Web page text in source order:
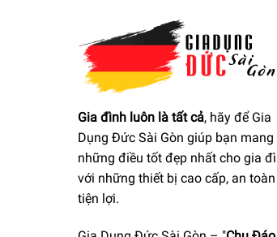
Gia đình luôn là tất cả, hãy để Gia
Dụng Đức Sài Gòn giúp bạn mang
những điều tốt đẹp nhất cho gia
với những thiết bị cao cấp, an
tiện lợi.